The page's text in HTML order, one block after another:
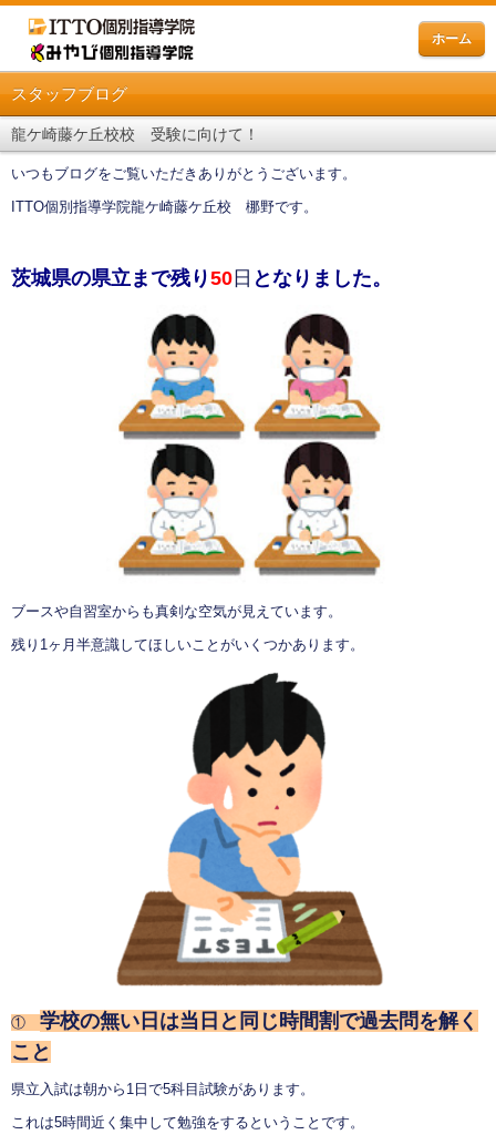
ホーム
スタッフブログ
龍ケ崎藤ケ丘校校 受験に向けて！
いつもブログをご覧いただきありがとうございます。
ITTO個別指導学院龍ケ崎藤ケ丘校 梛野です。
茨城県の県立まで残り50 日 となりました。
ブースや自習室からも真剣な空気が見えています。
残り1ヶ月半意識してほしいことがいくつかあります。
① 学校の無い日は当日と同じ時間割で過去問を解く
こと
県立入試は朝から1日で5科目試験があります。
これは5時間近く集中して勉強をするということです。